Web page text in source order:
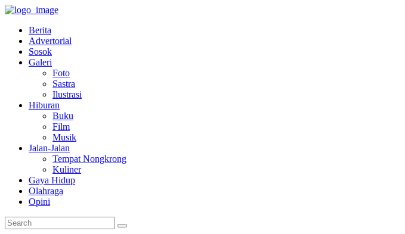
Berita
Advertorial
Sosok
Galeri
Foto
Sastra
Ilustrasi
Hiburan
Buku
Film
Musik
Jalan-Jalan
Tempat Nongkrong
Kuliner
Gaya Hidup
Olahraga
Opini